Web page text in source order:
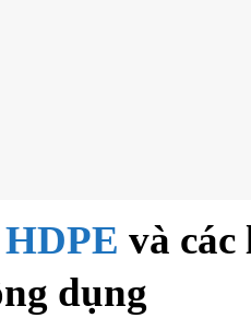
và
dụng